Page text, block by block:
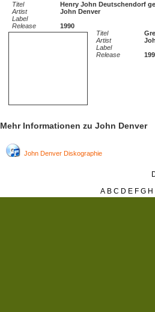
Titel
Henry John Deutschendorf
Artist
John Denver
Label
Release
1990
Titel
Artist
Label
Release
Mehr Informationen zu John Denver
John Denver Diskographie
A B C D E F G H